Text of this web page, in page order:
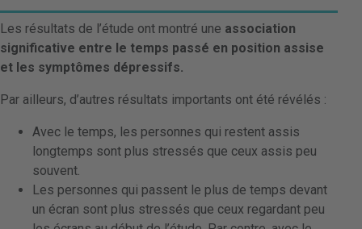
Les résultats de l’étude ont montré une association
significative entre le temps passé en position assise
et les symptômes dépressifs.
Par ailleurs, d’autres résultats importants ont été révélés :
Avec le temps, les personnes qui restent assis
longtemps sont plus stressés que ceux assis peu
souvent.
Les personnes qui passent le plus de temps devant
un écran sont plus stressés que ceux regardant peu